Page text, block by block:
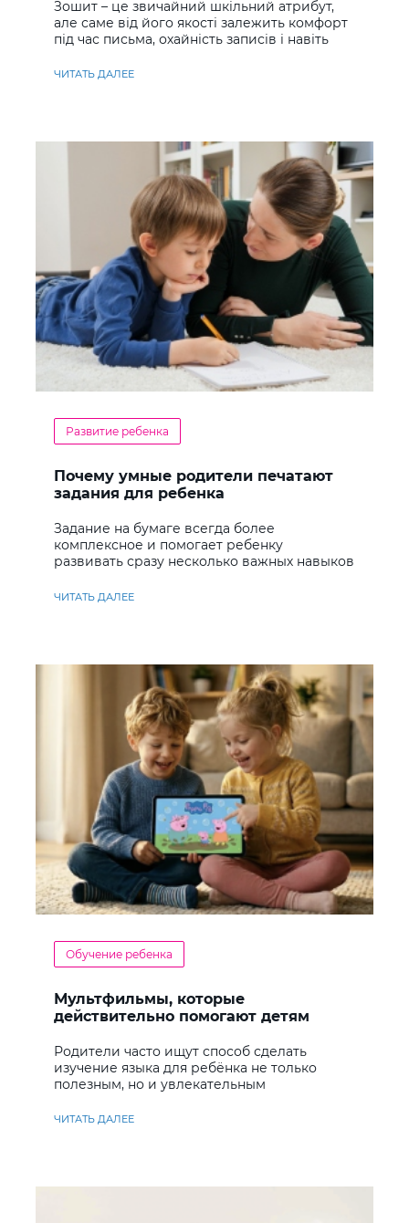
Зошит – це звичайний шкільний атрибут,
але саме від його якості залежить комфорт
під час письма, охайність записів і навіть
ЧИТАТЬ ДАЛЕЕ
Развитие ребенка
Почему умные родители печатают
задания для ребенка
Задание на бумаге всегда более
комплексное и помогает ребенку
развивать сразу несколько важных навыков
ЧИТАТЬ ДАЛЕЕ
Обучение ребенка
Мультфильмы, которые
действительно помогают детям
Родители часто ищут способ сделать
изучение языка для ребёнка не только
полезным, но и увлекательным
ЧИТАТЬ ДАЛЕЕ